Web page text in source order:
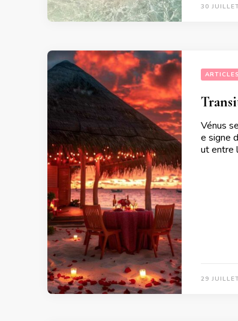
30
Vénus
e signe
ut entre
29